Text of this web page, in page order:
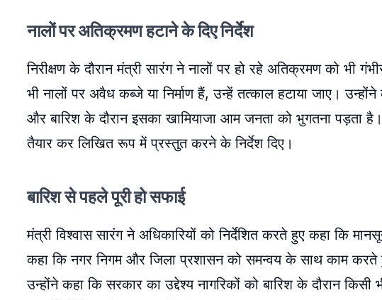
नालों पर अतिक्रमण हटाने के दिए निर्देश
निरीक्षण के दौरान मंत्री सारंग ने नालों पर हो रहे अतिक्रमण को भी
भी नालों पर अवैध कब्जे या निर्माण हैं, उन्हें तत्काल हटाया जाए।
और बारिश के दौरान इसका खामियाजा आम जनता को भुगतना पड़ता
तैयार कर लिखित रूप में प्रस्तुत करने के निर्देश दिए।
बारिश से पहले पूरी हो सफाई
मंत्री विश्वास सारंग ने अधिकारियों को निर्देशित करते हुए कहा कि
कहा कि नगर निगम और जिला प्रशासन को समन्वय के साथ काम करते
उन्होंने कहा कि सरकार का उद्देश्य नागरिकों को बारिश के दौरान